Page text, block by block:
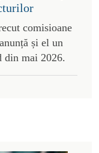
comisioane
și el un
din mai 2026.